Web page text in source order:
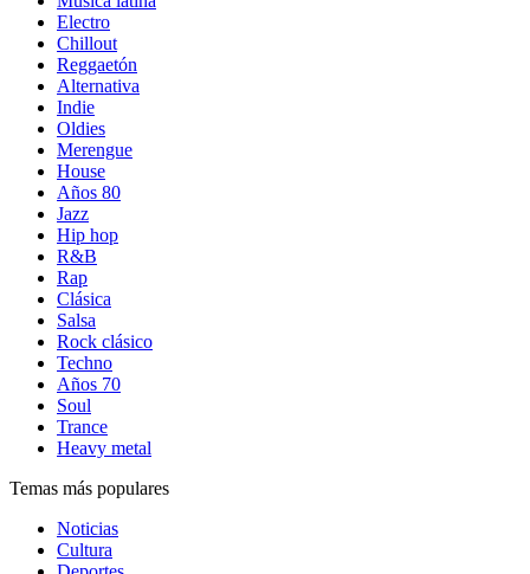
Electro
Chillout
Reggaetón
Alternativa
Indie
Oldies
Merengue
House
Años 80
Jazz
Hip hop
R&B
Rap
Clásica
Salsa
Rock clásico
Techno
Años 70
Soul
Trance
Heavy metal
Temas más populares
Noticias
Cultura